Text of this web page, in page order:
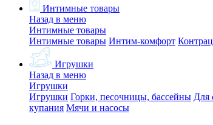
Интимные товары
Назад в меню
Интимные товары
Интимные товары Интим-комфорт
Игрушки
Назад в меню
Игрушки
Игрушки Горки, песочницы, бассейны Для
купания Мячи и насосы